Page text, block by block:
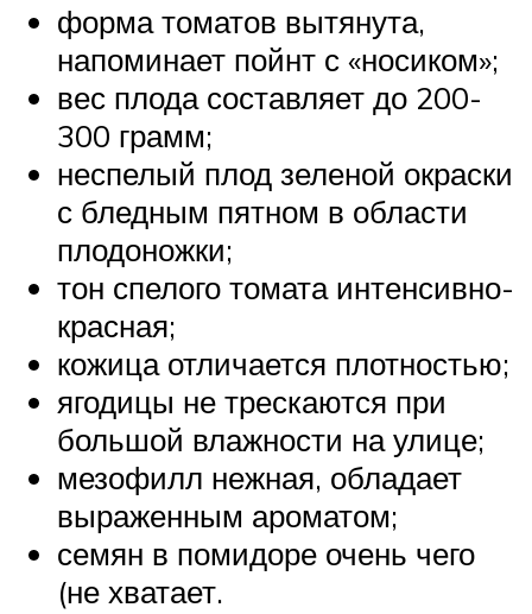
форма томатов вытянута,
напоминает пойнт с «носиком»;
вес плода составляет до 200-
300 грамм;
неспелый плод зеленой окраски
с бледным пятном в области
плодоножки;
тон спелого томата интенсивно-
красная;
кожица отличается плотностью;
ягодицы не трескаются при
большой влажности на улице;
мезофилл нежная, обладает
выраженным ароматом;
семян в помидоре очень чего
(не хватает.